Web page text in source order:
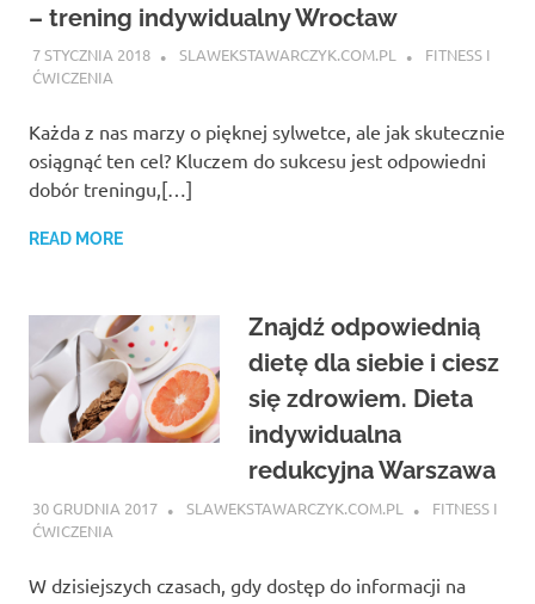
– trening indywidualny Wrocław
7 STYCZNIA 2018 SLAWEKSTAWARCZYK.COM.PL
FITNESS I
ĆWICZENIA
Każda z nas marzy o pięknej sylwetce, ale jak skutecznie
osiągnąć ten cel? Kluczem do sukcesu jest odpowiedni
dobór treningu,[…]
READ MORE
Znajdź odpowiednią
dietę dla siebie i ciesz
się zdrowiem. Dieta
indywidualna
redukcyjna Warszawa
30 GRUDNIA 2017 SLAWEKSTAWARCZYK.COM.PL
FITNESS I
ĆWICZENIA
W dzisiejszych czasach, gdy dostęp do informacji na